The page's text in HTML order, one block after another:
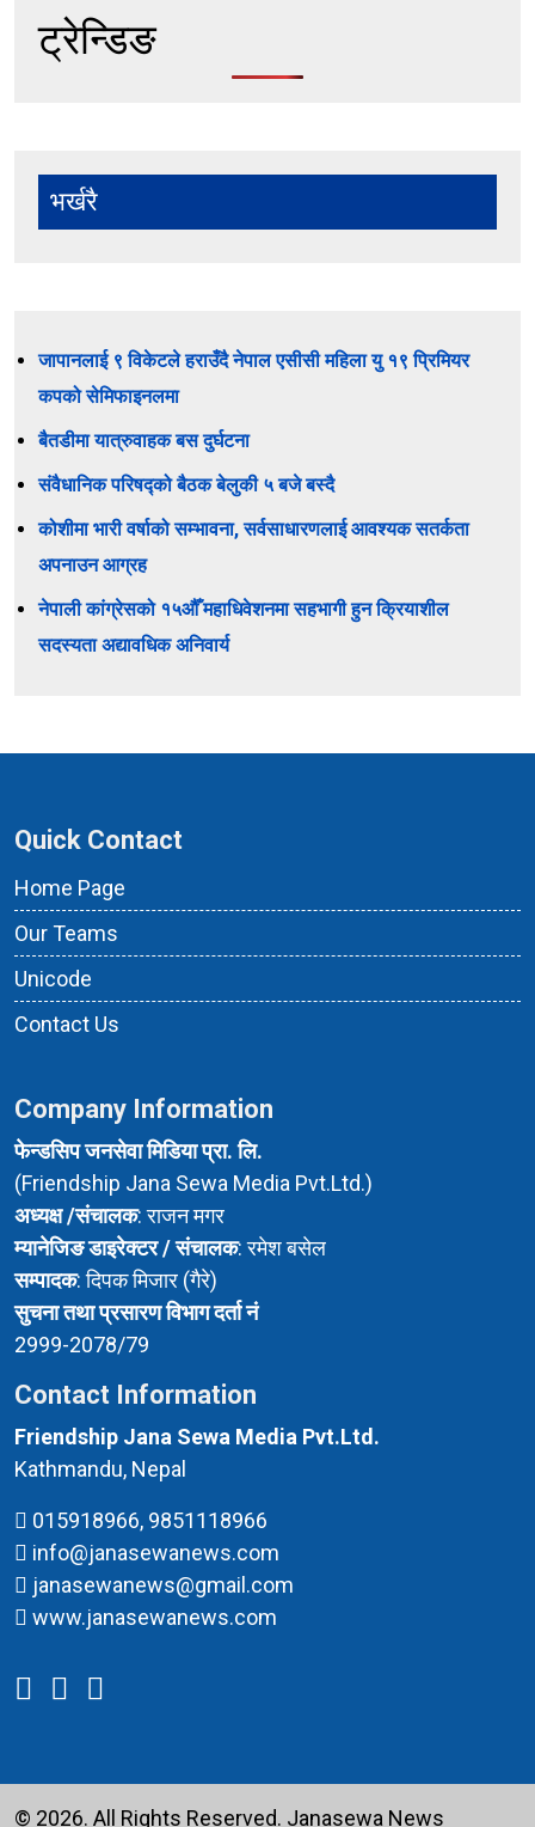
ट्रेन्डिङ
भर्खरै
जापानलाई ९ विकेटले हराउँदै नेपाल एसीसी महिला यु १९ प्रिमियर
कपको सेमिफाइनलमा
बैतडीमा यात्रुवाहक बस दुर्घटना
संवैधानिक परिषद्को बैठक बेलुकी ५ बजे बस्दै
कोशीमा भारी वर्षाको सम्भावना, सर्वसाधारणलाई आवश्यक सतर्कता
अपनाउन आग्रह
नेपाली कांग्रेसको १५औँ महाधिवेशनमा सहभागी हुन क्रियाशील
सदस्यता अद्यावधिक अनिवार्य
Quick Contact
Home Page
Our Teams
Unicode
Contact Us
Company Information
फेन्डसिप जनसेवा मिडिया प्रा. लि.
(Friendship Jana Sewa Media Pvt.Ltd.)
अध्यक्ष /संचालक: राजन मगर
म्यानेजिङ डाइरेक्टर / संचालक: रमेश बसेल
सम्पादक: दिपक मिजार (गैरे)
सुचना तथा प्रसारण विभाग दर्ता नं
2999-2078/79
Contact Information
Friendship Jana Sewa Media Pvt.Ltd.
Kathmandu, Nepal
015918966, 9851118966
info@janasewanews.com
janasewanews@gmail.com
www.janasewanews.com
© 2026. All Rights Reserved. Janasewa News